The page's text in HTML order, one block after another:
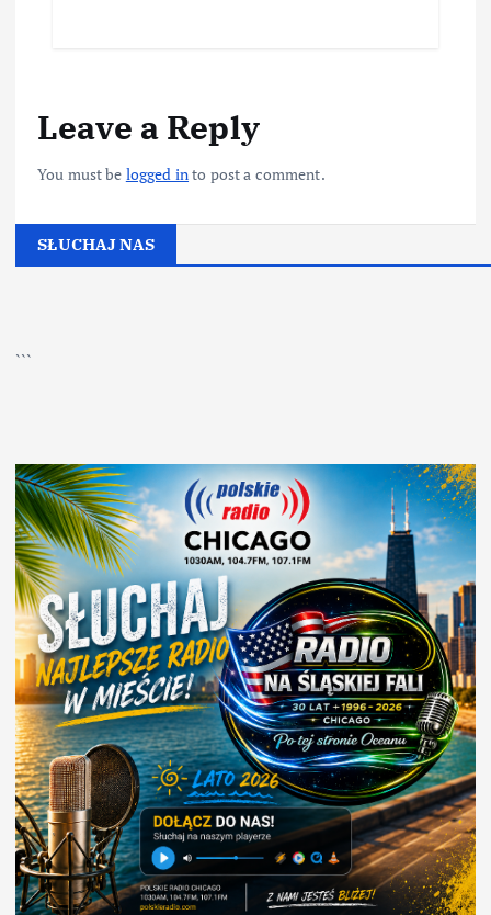
Leave a Reply
You must be logged into post a comment.
SŁUCHAJ NAS
```